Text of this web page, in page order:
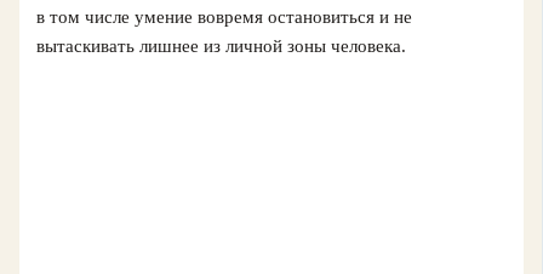
в том числе умение вовремя остановиться и не
вытаскивать лишнее из личной зоны человека.